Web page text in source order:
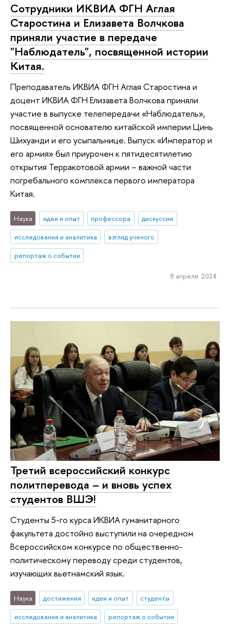
Сотрудники ИКВИА ФГН Аглая
Старостина и Елизавета Волчкова
приняли участие в передаче
"Наблюдатель", посвященной истории
Китая.
Преподаватель ИКВИА ФГН Аглая Старостина и
доцент ИКВИА ФГН Елизавета Волчкова приняли
участие в выпуске телепередачи «Наблюдатель»,
посвященной основателю китайской империи Цинь
Шихуанди и его усыпальнице. Выпуск «Император и
его армия» был приурочен к пятидесятилетию
открытия Терракотовой армии – важной части
погребального комплекса первого императора
Китая.
Наука идеи и опыт профессора
дискуссии
исследования и аналитика
взгляд ученого
репортаж о событии
8 апреля 2024
Третий всероссийский конкурс
политперевода – и вновь успех
студентов ВШЭ!
Студенты 5-го курса ИКВИА гуманитарного
факультета достойно выступили на очередном
Всероссийском конкурсе по общественно-
политическому переводу среди студентов,
изучающих вьетнамский язык.
Наука достижения идеи и опыт
студенты
исследования и аналитика
репортаж о событии